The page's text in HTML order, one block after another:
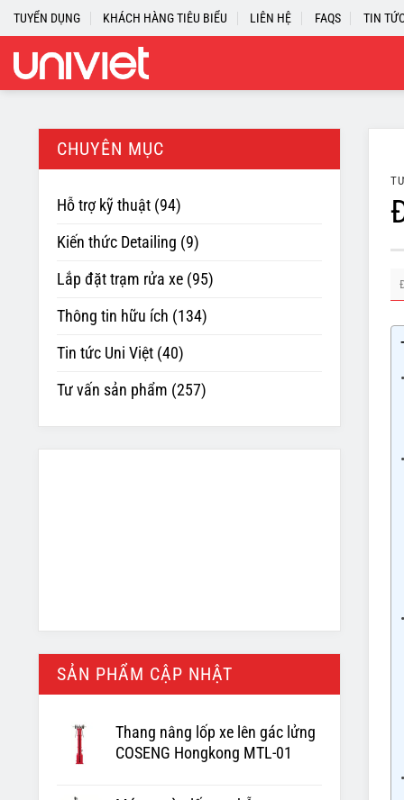
Skip
to
content
TUYỂN DỤNG KHÁCH HÀNG TIÊU BIỂU LIÊN HỆ FAQS TIN
CHUYÊN MỤC
Hỗ trợ kỹ thuật (94)
Kiến thức Detailing (9)
Lắp đặt trạm rửa xe (95)
Thông tin hữu ích (134)
Tin tức Uni Việt (40)
Tư vấn sản phẩm (257)
SẢN PHẨM CẬP NHẬT
Thang nâng lốp xe lên gác lửng
COSENG Hongkong MTL-01